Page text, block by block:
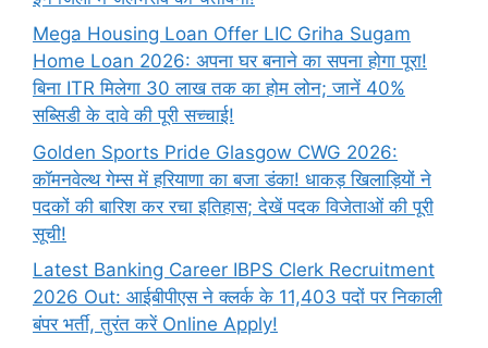
Mega Housing Loan Offer LIC Griha Sugam
Home Loan 2026: अपना घर बनाने का सपना होगा पूरा!
बिना ITR मिलेगा 30 लाख तक का होम लोन; जानें 40%
सब्सिडी के दावे की पूरी सच्चाई!
Golden Sports Pride Glasgow CWG 2026:
कॉमनवेल्थ गेम्स में हरियाणा का बजा डंका! धाकड़ खिलाड़ियों ने
पदकों की बारिश कर रचा इतिहास; देखें पदक विजेताओं की पूरी
सूची!
Latest Banking Career IBPS Clerk Recruitment
2026 Out: आईबीपीएस ने क्लर्क के 11,403 पदों पर निकाली
बंपर भर्ती, तुरंत करें Online Apply!